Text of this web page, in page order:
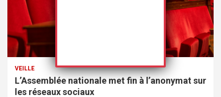
VEILLE
L’Assemblée nationale met fin à l’anonymat sur
les réseaux sociaux